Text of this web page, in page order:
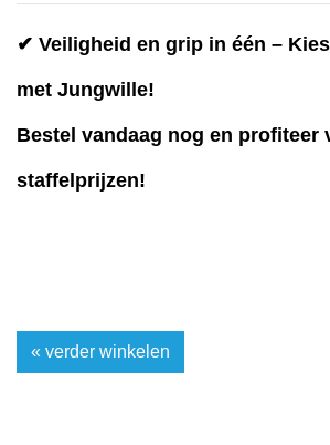
✔ Veiligheid en grip in één –
met Jungwille!
Bestel vandaag nog en profiteer
staffelprijzen!
« verder winkelen